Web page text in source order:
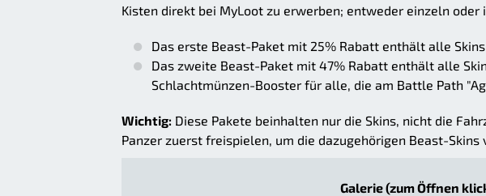
Kisten direkt bei MyLoot zu erwerben; entweder einzeln
Das erste Beast-Paket mit 25% Rabatt enthält alle
Das zweite Beast-Paket mit 47% Rabatt enthält alle
Schlachtmünzen-Booster für alle, die am Battle Path
Wichtig: Diese Pakete beinhalten nur die Skins, nicht die
Panzer zuerst freispielen, um die dazugehörigen Beast-Skins
Galerie (zum Öffnen